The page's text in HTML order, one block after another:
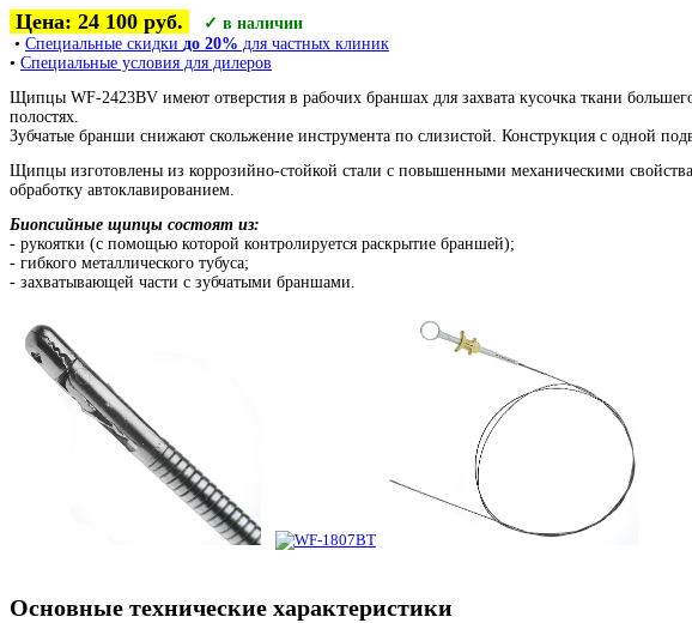
Цена: 24 100 руб.
✓ в наличии
• Специальные скидки до 20% для частных клиник
• Специальные условия для дилеров
Щипцы WF-2423BV имеют отверстия в рабочих браншах для захвата кусочка ткани
полостях.
Зубчатые бранши снижают скольжение инструмента по слизистой. Конструкция с одной
Щипцы изготовлены из коррозийно-стойкой стали с повышенными механическими
обработку автоклавированием.
Биопсийные щипцы состоят из:
- рукоятки (с помощью которой контролируется раскрытие браншей);
- гибкого металлического тубуса;
- захватывающей части с зубчатыми браншами.
Основные технические характеристики